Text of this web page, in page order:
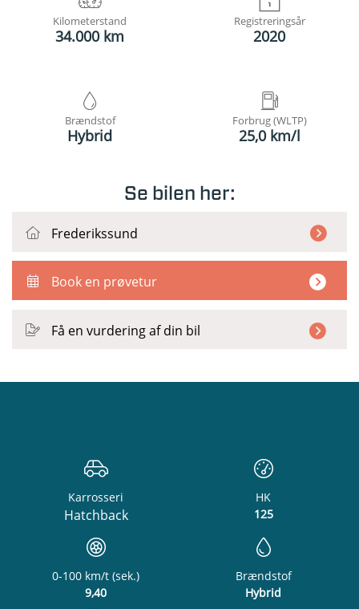
Kilometerstand
34.000 km
Registreringsår
2020
Brændstof
Hybrid
Forbrug (WLTP)
25,0 km/l
Se bilen her:
Frederikssund
Book en prøvetur
Få en vurdering af din bil
Karrosseri
Hatchback
HK
125
0-100 km/t (sek.)
9,40
Brændstof
Hybrid